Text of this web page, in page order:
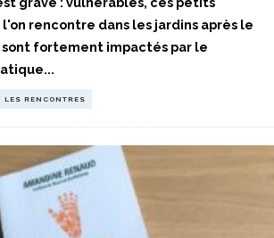
rencontre dans les jardins après le
fortement impactés par le
...
LES RENCONTRES